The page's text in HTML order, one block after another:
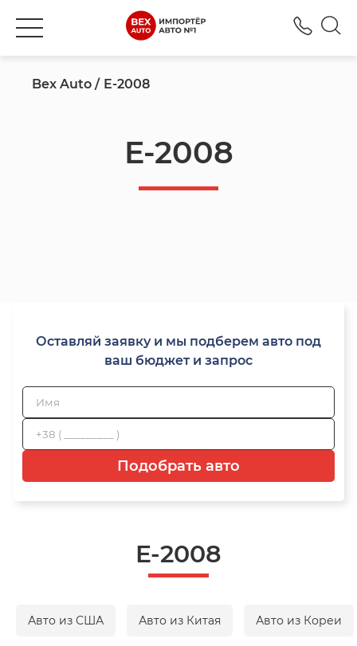
Bex Auto E-2008
E-2008
Оставляй заявку и мы подберем авто под
ваш бюджет и запрос
Подобрать авто
E-2008
Авто из США Авто из Китая Авто из Кореи